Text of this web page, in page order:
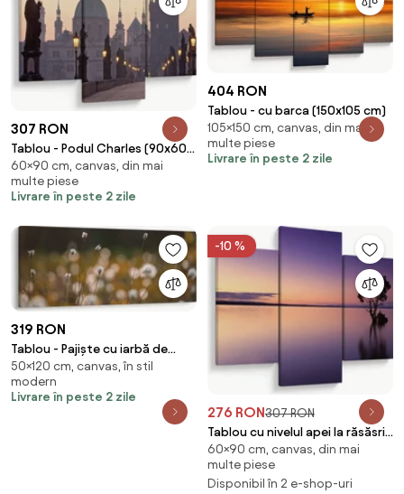
307 RON
Tablou - Podul Charles (90x60
cm)
60×90 cm, canvas, din mai
multe piese
Livrare în peste 2 zile
404 RON
Tablou - cu barca (150x105 cm)
105×150 cm, canvas, din mai
multe piese
Livrare în peste 2 zile
319 RON
Tablou - Pajiște cu iarbă de
cozonac N⁰2 (120x50 cm)
50×120 cm, canvas, în stil
modern
Livrare în peste 2 zile
-10 %
276 RON307 RON
Tablou cu nivelul apei la răsăsrit
de soare (90x60 cm)
60×90 cm, canvas, din mai
multe piese
Disponibil în 2 e-shop-uri